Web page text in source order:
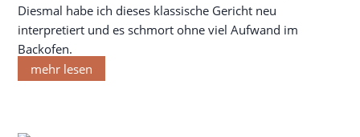
Diesmal habe ich dieses klassische Gericht neu
interpretiert und es schmort ohne viel Aufwand im
Backofen.
mehr lesen